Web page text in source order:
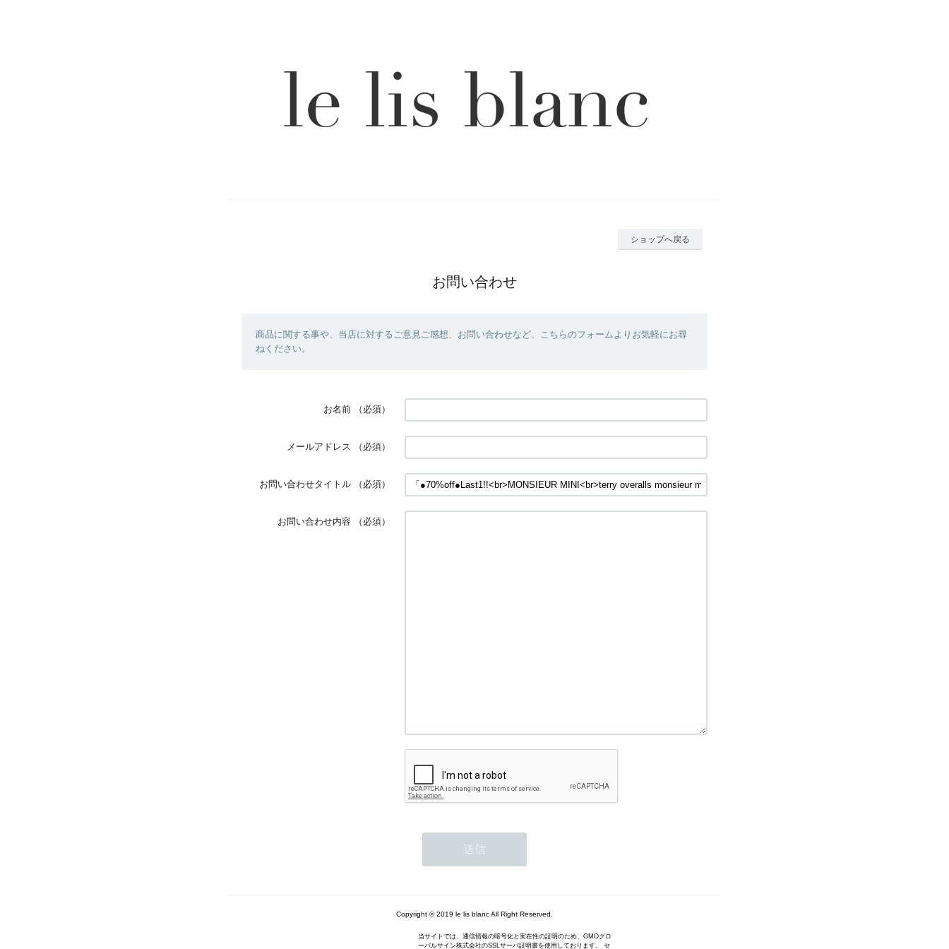
ショップへ戻る
お問い合わせ
商品に関する事や、当店に対するご意見ご感想、お問い合わせなど、こちらのフォームよりお気軽にお尋
ねください。
お名前 （必須）
メールアドレス （必須）
お問い合わせタイトル （必須）
お問い合わせ内容 （必須）
Copyright © 2019 le lis blanc All Right Reserved.
当サイトでは、通信情報の暗号化と実在性の証明のため、GMOグロ
ーバルサイン株式会社のSSLサーバ証明書を使用しております。 セ